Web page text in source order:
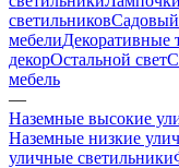
светильниковСадовый
мебелиДекоративные
декорОстальной свет
мебель
—
Наземные высокие
Наземные низкие
уличные светильники